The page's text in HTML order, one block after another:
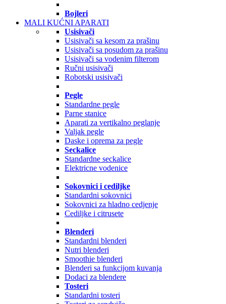
Bojleri
MALI KUĆNI APARATI
Usisivači
Usisivači sa kesom za prašinu
Usisivači sa posudom za prašinu
Usisivači sa vodenim filterom
Ručni usisivači
Robotski usisivači
Pegle
Standardne pegle
Parne stanice
Aparati za vertikalno peglanje
Valjak pegle
Daske i oprema za pegle
Seckalice
Standardne seckalice
Elektricne vodenice
Sokovnici i cediljke
Standardni sokovnici
Sokovnici za hladno cedjenje
Cediljke i citrusete
Blenderi
Standardni blenderi
Nutri blenderi
Smoothie blenderi
Blenderi sa funkcijom kuvanja
Dodaci za blendere
Tosteri
Standardni tosteri